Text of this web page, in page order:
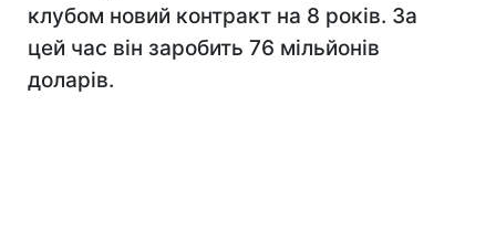
клубом новий контракт на 8 років. За
цей час він заробить 76 мільйонів
доларів.